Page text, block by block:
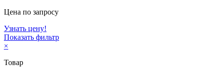
Цена по запросу
Узнать цену!
Показать фильтр
×
Товар